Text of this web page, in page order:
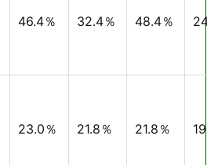
46.4％ 32.4％ 48.4％
23.0％ 21.8％ 21.8％